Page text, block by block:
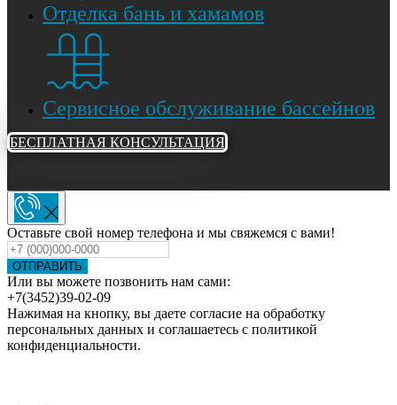
Отделка бань и хамамов
Сервисное обслуживание бассейнов
БЕСПЛАТНАЯ КОНСУЛЬТАЦИЯ
Оставьте свой номер телефона и мы свяжемся с вами!
ОТПРАВИТЬ
Или вы можете позвонить нам сами:
+7(3452)39-02-09
Нажимая на кнопку, вы даете согласие на обработку
персональных данных и соглашаетесь c политикой
конфиденциальности.